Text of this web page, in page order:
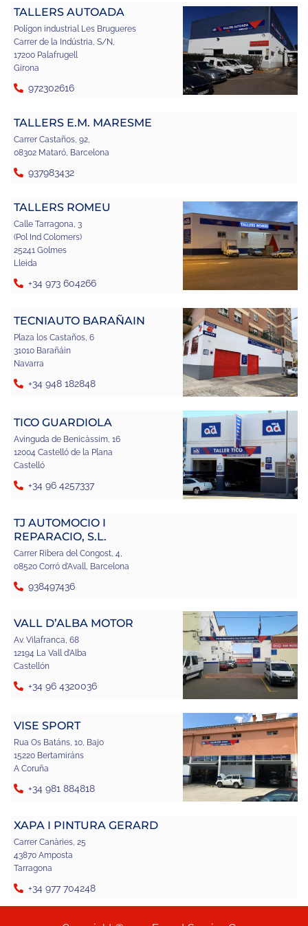
TALLERS AUTOADA
Polígon industrial Les Brugueres
Carrer de la Indústria, S/N,
17200 Palafrugell
Girona
972302616
TALLERS E.M. MARESME
Carrer Castaños, 92,
08302 Mataró, Barcelona
937983432
TALLERS ROMEU
Calle Tarragona, 3
(Pol Ind Colomers)
25241 Golmes
Lleida
+34 973 604266
TECNIAUTO BARAÑAIN
Plaza los Castaños, 6
31010 Barañáin
Navarra
+34 948 182848
TICO GUARDIOLA
Avinguda de Benicàssim, 16
12004 Castelló de la Plana
Castelló
+34 96 4257337
TJ AUTOMOCIO I
REPARACIO, S.L.
Carrer Ribera del Congost, 4,
08520 Corró d'Avall, Barcelona
938497436
VALL D’ALBA MOTOR
Av. Vilafranca, 68
12194 La Vall d'Alba
Castellón
+34 96 4320036
VISE SPORT
Rua Os Batáns, 10, Bajo
15220 Bertamiráns
A Coruña
+34 981 884818
XAPA I PINTURA GERARD
Carrer Canàries, 25
43870 Amposta
Tarragona
+34 977 704248